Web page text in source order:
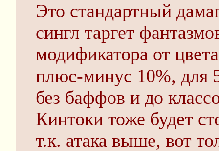
Это стандартный
сингл таргет
модификатора от
плюс-минус 10%, для
без баффов и до
Кинтоки тоже будет
т.к. атака выше, вот